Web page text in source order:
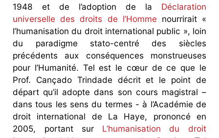
1948 et de l’adoption de la Déclaration
universelle des droits de l’Homme nourrirait «
l’humanisation du droit international public », loin
du paradigme stato-centré des siècles
précédents aux conséquences monstrueuses
pour l’Humanité. Tel est le cœur de ce que le
Prof. Cançado Trindade décrit et le point de
départ qu’il adopte dans son cours magistral –
dans tous les sens du termes - à l’Académie de
droit international de La Haye, prononcé en
2005, portant sur L’humanisation du droit